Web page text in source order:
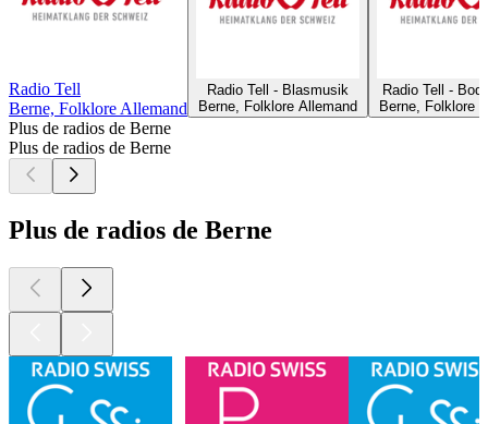
Radio Tell
Berne, Folklore Allemand
Radio Tell - Blasmusik
Berne, Folklore Allemand
Radio Tell -
Berne, Folklore
Plus de radios de Berne
Plus de radios de Berne
Plus de radios de Berne